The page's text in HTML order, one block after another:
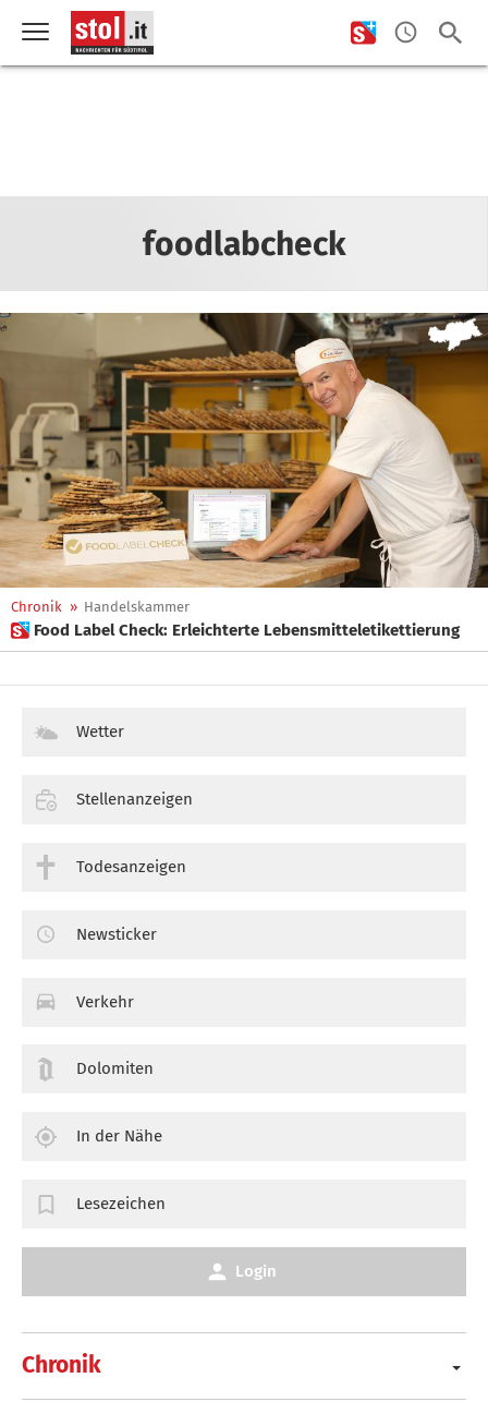
foodlabcheck
Chronik » Handelskammer
 Food Label Check: Erleichterte Lebensmitteletikettierung
Chronik
Wetter
Stellenanzeigen
Todesanzeigen
Newsticker
Verkehr
Dolomiten
In der Nähe
Lesezeichen
Login